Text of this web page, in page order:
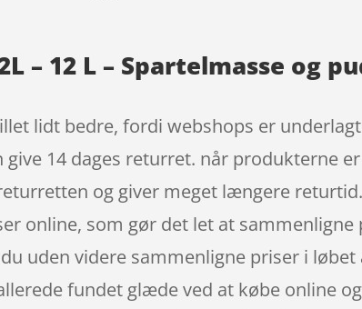
– 12 L – Spartelmasse og
lidt bedre, fordi webshops er
14 dages returret. når produkterne
og giver meget længere
online, som gør det let at
uden videre sammenligne priser i
fundet glæde ved at købe online